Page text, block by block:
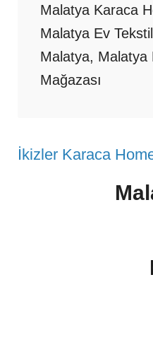
Malatya Karaca
Malatya Ev
Malatya, Malatya
Mağazası
İkizler Karaca